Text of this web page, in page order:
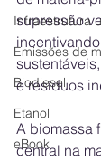
Infraestrutura
Emissões de
Biodiesel
Etanol
eBook
supressão
e resíduos
A biomassa
central na